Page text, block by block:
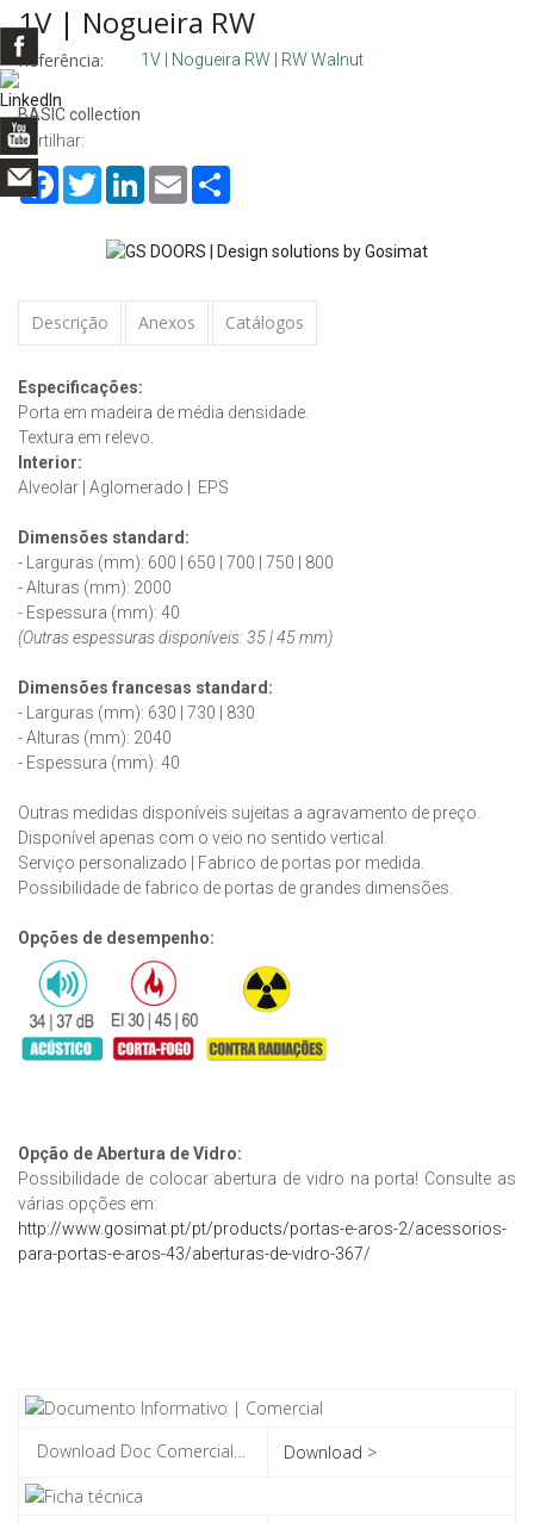
1V | Nogueira RW
Referência: 1V | Nogueira RW | RW Walnut
BASIC collection
Partilhar:
FacebookTwitterLinkedInEmail
Descrição Anexos Catálogos
Especificações:
Porta em madeira de média densidade.
Textura em relevo.
Interior:
Alveolar | Aglomerado | EPS
Dimensões standard:
- Larguras (mm): 600 | 650 | 700 | 750 | 800
- Alturas (mm): 2000
- Espessura (mm): 40
(Outras espessuras disponíveis: 35 | 45 mm)
Dimensões francesas standard :
- Larguras (mm): 630 | 730 | 830
- Alturas (mm): 2040
- Espessura (mm): 40
Outras medidas disponíveis sujeitas a agravamento de preço.
Disponível apenas com o veio no sentido vertical.
Serviço personalizado | Fabrico de portas por medida.
Possibilidade de fabrico de portas de grandes dimensões.
Opções de desempenho:
Opção de Abertura de Vidro:
Possibilidade de colocar abertura de vidro na porta! Consulte as
várias opções em:
http://www.gosimat.pt/pt/products/portas-e-aros-2/acessorios-
para-portas-e-aros-43/aberturas-de-vidro-367/
Download >